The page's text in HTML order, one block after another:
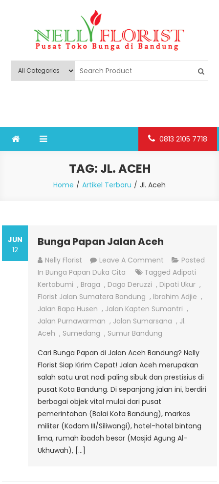
Nelly Florist Bandung
0813 2105 7718
TAG: JL. ACEH
Home Artikel Terbaru Jl. Aceh
JUN
12
Bunga Papan Jalan Aceh
Nelly Florist Leave A Comment On
Bunga
Papan
Jalan
Aceh
Posted
In Bunga Papan Duka Cita TaggedAdipati
Kertabumi , Braga , Dago Deruzzi , Dipati Ukur ,
Florist Jalan Sumatera Bandung , Ibrahim Adjie ,
Jalan Bapa Husen , Jalan Kapten Sumantri ,
Jalan Purnawarman , Jalan Sumarsana , Jl.
Aceh , Sumedang , Sumur Bandung
Cari Bunga Papan di Jalan Aceh Bandung? Nelly
Florist Siap Kirim Cepat! Jalan Aceh merupakan
salah satu urat nadi paling sibuk dan prestisius di
pusat Kota Bandung. Di sepanjang jalan ini, berdiri
berbagai objek vital mulai dari pusat
pemerintahan (Balai Kota Bandung), markas
militer (Kodam III/Siliwangi), hotel-hotel bintang
lima, rumah ibadah besar (Masjid Agung Al-
Ukhuwah), […]